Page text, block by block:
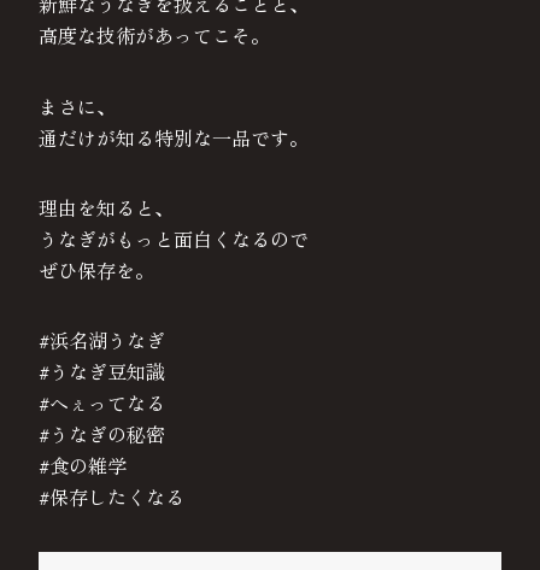
高度な技術があってこそ。
まさに、
通だけが知る特別な一品です。
理由を知ると、
うなぎがもっと面白くなるので
ぜひ保存を。
#浜名湖うなぎ
#うなぎ豆知識
#へぇってなる
#うなぎの秘密
#食の雑学
#保存したくなる